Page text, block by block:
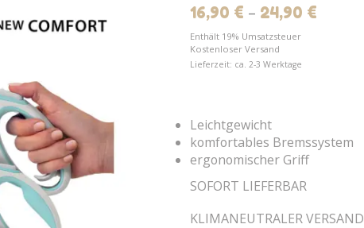
16,90 € – 24,90 €
Enthält 19% Umsatzsteuer
Kostenloser Versand
Lieferzeit: ca. 2-3 Werktage
Leichtgewicht
komfortables Bremssystem
ergonomischer Griff
SOFORT LIEFERBAR
KLIMANEUTRALER VERSAND